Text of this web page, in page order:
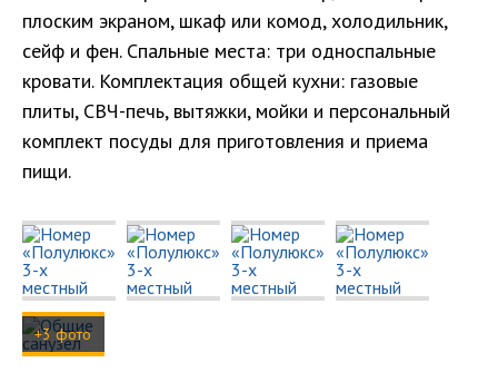
плоским экраном, шкаф или комод, холодильник,
сейф и фен. Спальные места: три односпальные
кровати. Комплектация общей кухни: газовые
плиты, СВЧ-печь, вытяжки, мойки и персональный
комплект посуды для приготовления и приема
пищи.
+3 фото